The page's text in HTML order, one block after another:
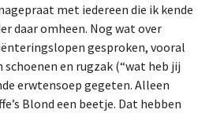
met iedereen die ik kende
daar omheen. Nog wat over
gesproken, vooral
en rugzak (“wat heb jij
erwtensoep gegeten. Alleen
Blond een beetje. Dat hebben